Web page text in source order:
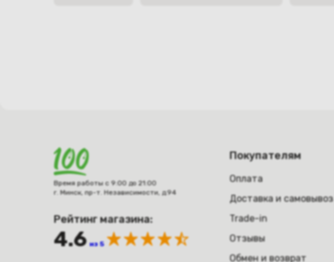
Время работы с 9:00 до 21:00
г. Минск, пр-т. Независимости, д.94
Рейтинг магазина:
4.6 из 5
Покупателям
Оплата
Доставка и самовывоз
Trade-in
Отзывы
Обмен и возврат